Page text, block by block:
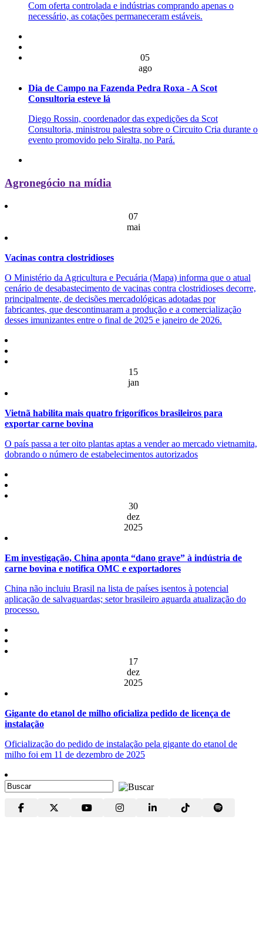
Com oferta controlada e indústrias comprando apenas o
necessário, as cotações permaneceram estáveis.
05
ago
Dia de Campo na Fazenda Pedra Roxa - A Scot
Consultoria esteve lá
Diego Rossin, coordenador das expedições da Scot
Consultoria, ministrou palestra sobre o Circuito Cria durante o
evento promovido pelo Siralta, no Pará.
Agronegócio na mídia
07
mai
Vacinas contra clostridioses
O Ministério da Agricultura e Pecuária (Mapa) informa que o atual
cenário de desabastecimento de vacinas contra clostridioses decorre,
principalmente, de decisões mercadológicas adotadas por
fabricantes, que descontinuaram a produção e a comercialização
desses imunizantes entre o final de 2025 e janeiro de 2026.
15
jan
Vietnã habilita mais quatro frigoríficos brasileiros para
exportar carne bovina
O país passa a ter oito plantas aptas a vender ao mercado vietnamita,
dobrando o número de estabelecimentos autorizados
30
dez
2025
Em investigação, China aponta “dano grave” à indústria de
carne bovina e notifica OMC e exportadores
China não incluiu Brasil na lista de países isentos à potencial
aplicação de salvaguardas; setor brasileiro aguarda atualização do
processo.
17
dez
2025
Gigante do etanol de milho oficializa pedido de licença de
instalação
Oficialização do pedido de instalação pela gigante do etanol de
milho foi em 11 de dezembro de 2025